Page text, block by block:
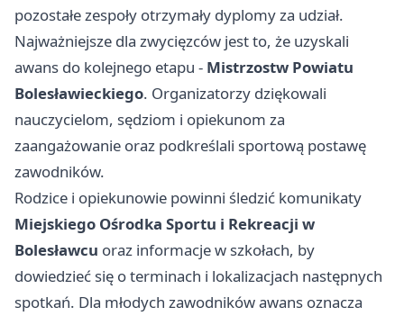
pozostałe zespoły otrzymały dyplomy za udział.
Najważniejsze dla zwycięzców jest to, że uzyskali
awans do kolejnego etapu - Mistrzostw Powiatu
Bolesławieckiego. Organizatorzy dziękowali
nauczycielom, sędziom i opiekunom za
zaangażowanie oraz podkreślali sportową postawę
zawodników.
Rodzice i opiekunowie powinni śledzić komunikaty
Miejskiego Ośrodka Sportu i Rekreacji w
Bolesławcu oraz informacje w szkołach, by
dowiedzieć się o terminach i lokalizacjach następnych
spotkań. Dla młodych zawodników awans oznacza